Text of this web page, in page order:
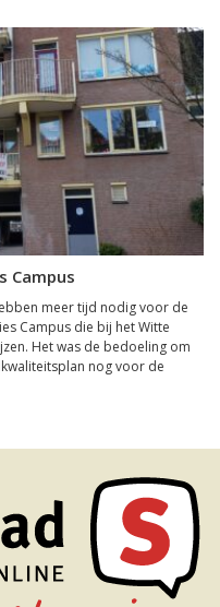
Campus
meer tijd nodig voor de
Campus die bij het Witte
Het was de bedoeling om
nog voor de